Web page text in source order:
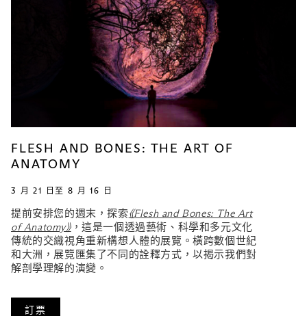
FLESH AND BONES: THE ART OF
ANATOMY
3 月 21 日至 8 月 16 日
提前安排您的週末，探索 《Flesh and Bones: The Art
of Anatomy》，這是一個透過藝術、科學和多元文化
傳統的交織視角重新構想人體的展覽。橫跨數個世紀
和大洲，展覽匯集了不同的詮釋方式，以揭示我們對
解剖學理解的演變。
訂票